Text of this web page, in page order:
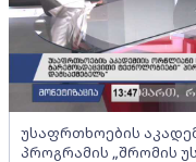
უსაფრთხოების
პროგრამის „შრომის